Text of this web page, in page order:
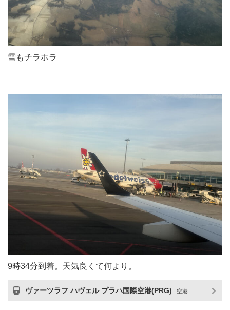
雪もチラホラ
9時34分到着。天気良くて何より。
ヴァーツラフ ハヴェル プラハ国際空港(PRG) 空港